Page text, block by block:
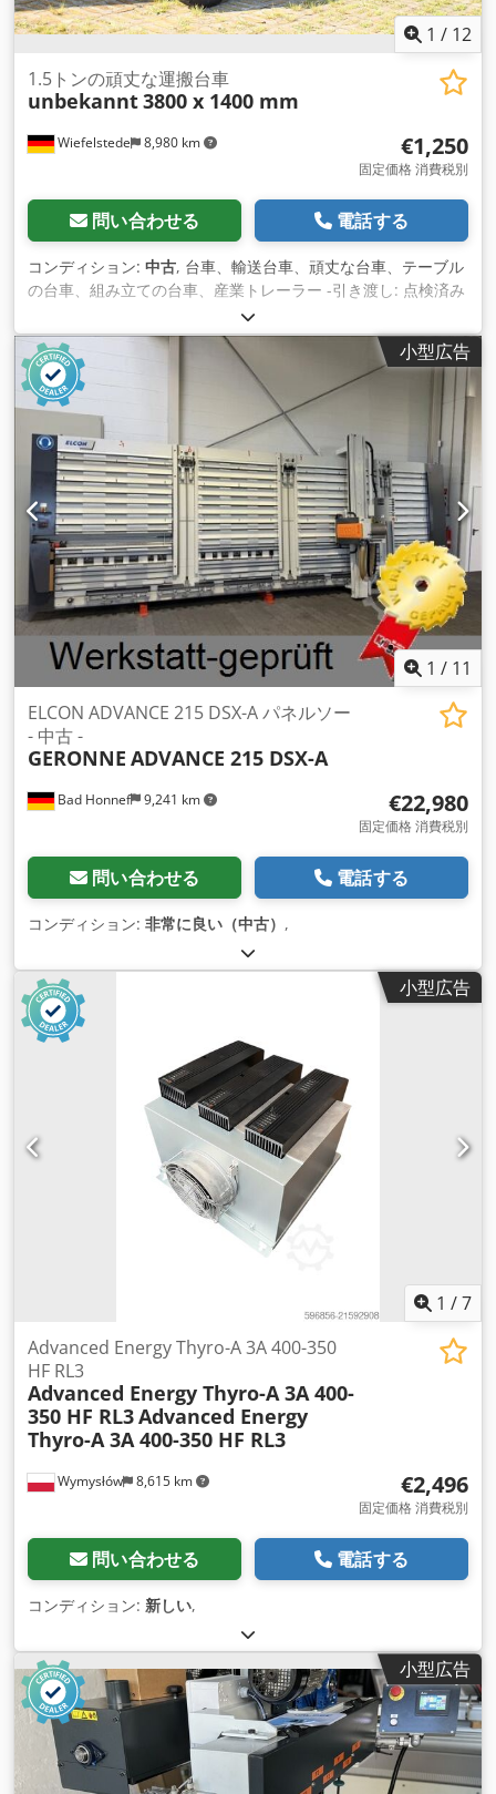
1 / 12
Wiefelstede 8,980 km
1.5トンの頑丈な運搬台車
unbekannt3800 x 1400 mm
€1,250
固定価格 消費税別
問い合わせる 電話する
コンディション: 中古, 台車、輸送台車、頑丈な台車、テーブル
の台車、組み立ての台車、産業トレーラー -引き渡し: 点検済み
現状渡し -プラットフォーム：凹凸あり、写真参照 -積載量：
1.5トン -産業用トレーラー、1軸ターンテーブル・ステアリン
グ、ブレーキ付き -プラットフォーム： 3800/1400/H790
mm、寸法は写真技術図面を参照。 -タイヤ：空気式車輪23-5
Credpfx Adel A Azgs Sof -輸送寸法：4100/1400/H1650 mm -
重量：800 kg
小型広告
1 / 11
Bad Honnef 9,241 km
ELCON ADVANCE 215 DSX-A パネルソー
- 中古 -
GERONNE ADVANCE 215 DSX-A
€22,980
固定価格 消費税別
問い合わせる 電話する
コンディション: 非常に良い（中古） ,
小型広告
1 /7
Wymysłów 8,615 km
Advanced Energy Thyro-A 3A 400-350
HF RL3
Advanced Energy Thyro-A 3A 400-
350 HF RL3Advanced Energy
Thyro-A 3A 400-350 HF RL3
€2,496
固定価格 消費税別
問い合わせる 電話する
コンディション: 新しい,
小型広告